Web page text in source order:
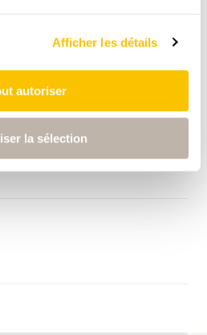
Afficher les détails
autoriser
la sélection